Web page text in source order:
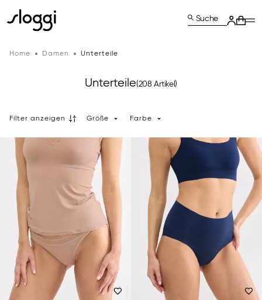
Suche
Home Damen Unterteile
Unterteile(208 Artikel)
Filter anzeigen Größe Farbe